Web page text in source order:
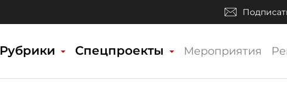
Рубрики Спецпроекты Мероприятия